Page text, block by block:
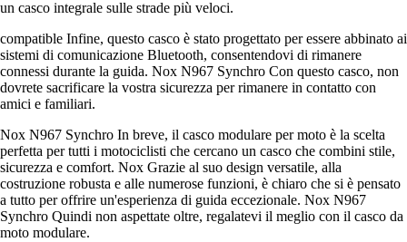
un casco integrale sulle strade più veloci.
compatible Infine, questo casco è stato progettato per essere abbinato ai
sistemi di comunicazione Bluetooth, consentendovi di rimanere
connessi durante la guida. Nox N967 Synchro Con questo casco, non
dovrete sacrificare la vostra sicurezza per rimanere in contatto con
amici e familiari.
Nox N967 Synchro In breve, il casco modulare per moto è la scelta
perfetta per tutti i motociclisti che cercano un casco che combini stile,
sicurezza e comfort. Nox Grazie al suo design versatile, alla
costruzione robusta e alle numerose funzioni, è chiaro che si è pensato
a tutto per offrire un'esperienza di guida eccezionale. Nox N967
Synchro Quindi non aspettate oltre, regalatevi il meglio con il casco da
moto modulare.